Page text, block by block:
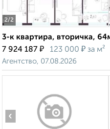
2/2
3-к квартира, вторичка,
7 924 187 ₽ 123 000 ₽ за м²
Агентство, 07.08.2026
‹